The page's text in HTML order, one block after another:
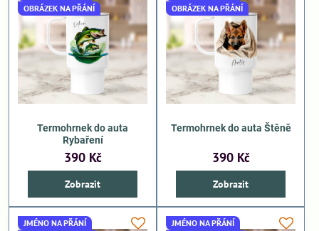
OBRÁZEK NA PŘÁNÍ
Termohrnek do auta
Rybaření
390 Kč
Zobrazit
OBRÁZEK NA PŘÁNÍ
Termohrnek do auta Štěně
390 Kč
Zobrazit
JMÉNO NA PŘÁNÍ
JMÉNO NA PŘÁNÍ